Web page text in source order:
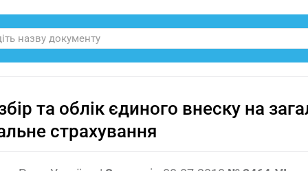
та облік єдиного внеску на
страхування